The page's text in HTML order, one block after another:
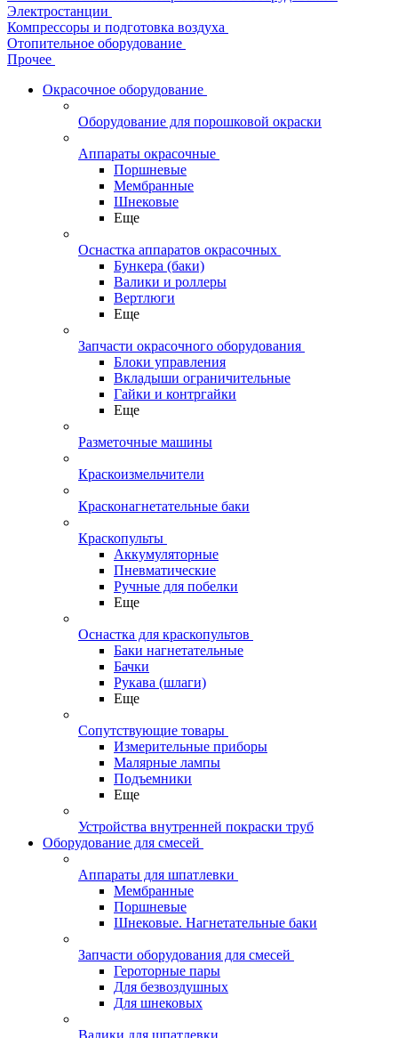
Электростанции
Компрессоры и подготовка воздуха
Отопительное оборудование
Прочее
Окрасочное оборудование
Оборудование для порошковой окраски
Аппараты окрасочные
Поршневые
Мембранные
Шнековые
Еще
Оснастка аппаратов окрасочных
Бункера (баки)
Валики и роллеры
Вертлюги
Еще
Запчасти окрасочного оборудования
Блоки управления
Вкладыши ограничительные
Гайки и контргайки
Еще
Разметочные машины
Краскоизмельчители
Красконагнетательные баки
Краскопульты
Аккумуляторные
Пневматические
Ручные для побелки
Еще
Оснастка для краскопультов
Баки нагнетательные
Бачки
Рукава (шлаги)
Еще
Сопутствующие товары
Измерительные приборы
Малярные лампы
Подъемники
Еще
Устройства внутренней покраски труб
Оборудование для смесей
Аппараты для шпатлевки
Мембранные
Поршневые
Шнековые. Нагнетательные баки
Запчасти оборудования для смесей
Героторные пары
Для безвоздушных
Для шнековых
Валики для шпатлевки